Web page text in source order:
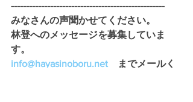
---------------------------------------------------
みなさんの声聞かせてください。
林登へのメッセージを募集していま
す。
info@hayasinoboru.net までメールく